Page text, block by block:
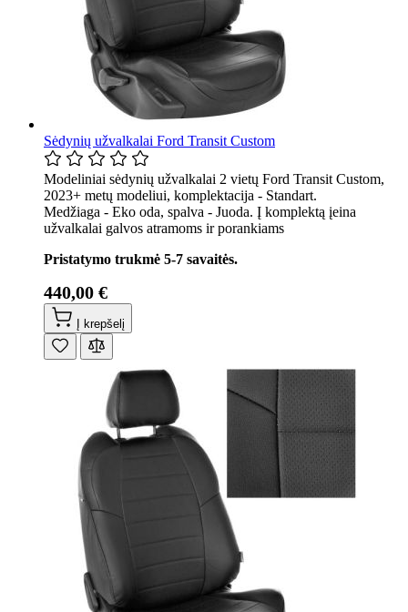
Sėdynių užvalkalai Ford Transit Custom
Modeliniai sėdynių užvalkalai 2 vietų Ford Transit Custom,
2023+ metų modeliui, komplektacija - Standart.
Medžiaga - Eko oda, spalva - Juoda. Į komplektą įeina
užvalkalai galvos atramoms ir porankiams
Pristatymo trukmė 5-7 savaitės.
440,00 €
Į krepšelį